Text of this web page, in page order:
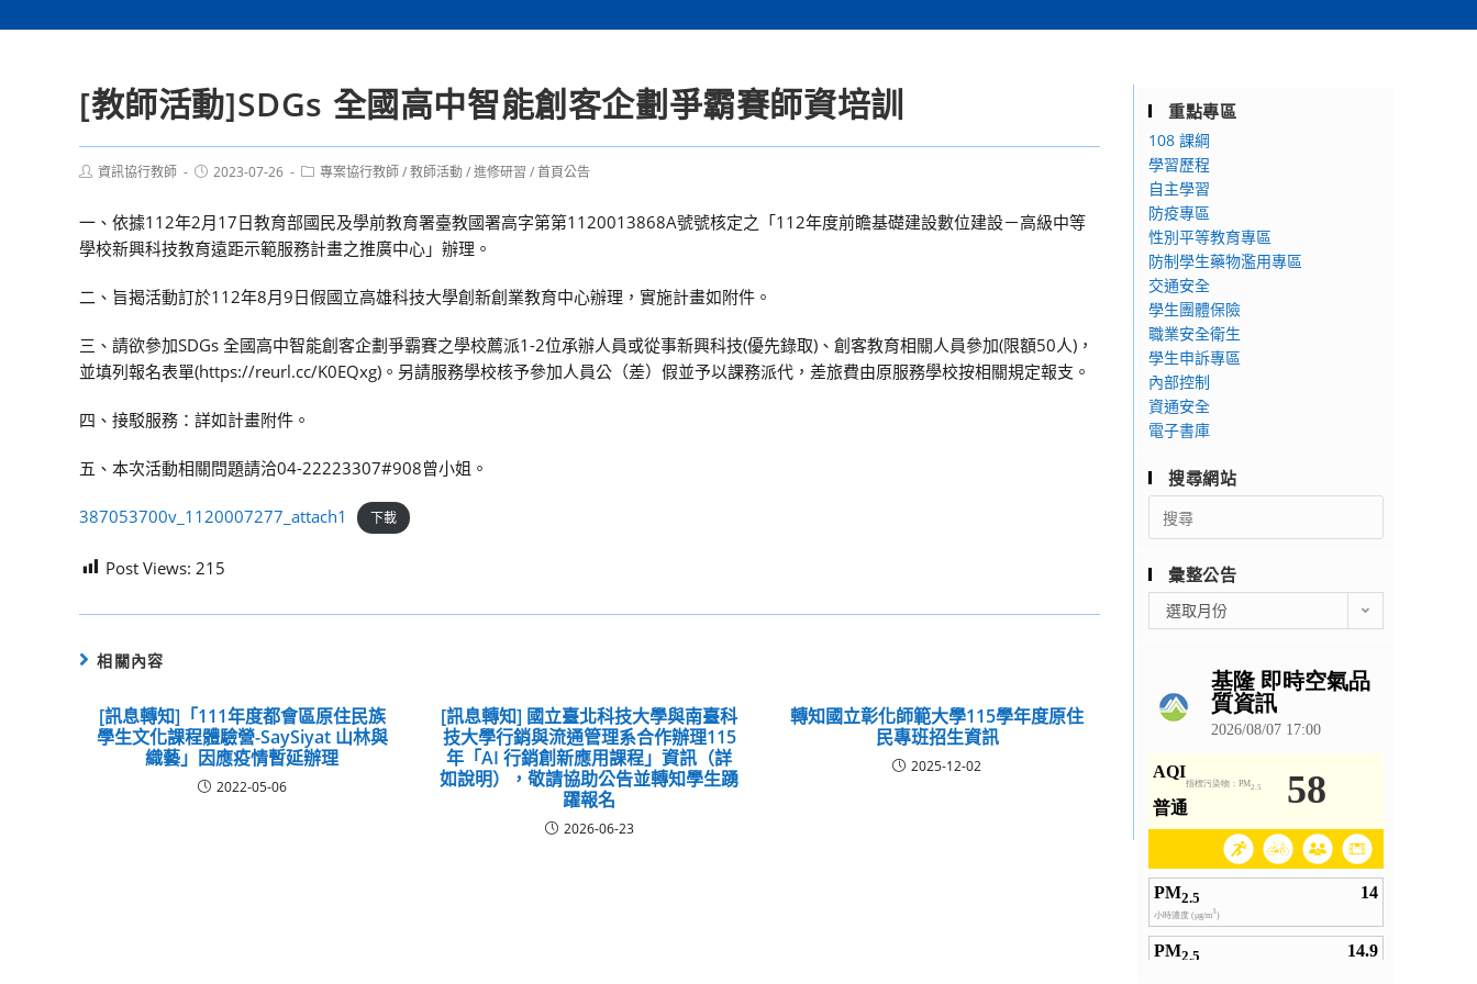
[教師活動]SDGs 全國高中智能創客企劃爭霸賽師資培訓
Post資訊協行教師
Post2023-07-26
Post專案協行教師/教師活動/進修研習 /首頁公告
一、依據112年2月17日教育部國民及學前教育署臺教國署高字第第1120013868A號號核定之「112年度前瞻基礎建設數位建設－高級中等
學校新興科技教育遠距示範服務計畫之推廣中心」辦理。
二、旨揭活動訂於112年8月9日假國立高雄科技大學創新創業教育中心辦理，實施計畫如附件。
三、請欲參加SDGs 全國高中智能創客企劃爭霸賽之學校薦派1-2位承辦人員或從事新興科技(優先錄取)、創客教育相關人員參加(限額50人)，
並填列報名表單(https://reurl.cc/K0EQxg)。另請服務學校核予參加人員公（差）假並予以課務派代，差旅費由原服務學校按相關規定報支。
四、接駁服務：詳如計畫附件。
五、本次活動相關問題請洽04-22223307#908曾小姐。
387053700v_1120007277_attach1 下載
Post Views: 215
相關內容
[訊息轉知]「111年度都會區原住民族
學生文化課程體驗營-SaySiyat 山林與
織藝」因應疫情暫延辦理
2022-05-06
[訊息轉知] 國立臺北科技大學與南臺科
技大學行銷與流通管理系合作辦理115
年「AI 行銷創新應用課程」資訊（詳
如說明），敬請協助公告並轉知學生踴
躍報名
2026-06-23
轉知國立彰化師範大學115學年度原住
民專班招生資訊
2025-12-02
重點專區
108 課綱
學習歷程
自主學習
防疫專區
性別平等教育專區
防制學生藥物濫用專區
交通安全
學生團體保險
職業安全衛生
學生申訴專區
內部控制
資通安全
電子書庫
搜尋網站
Search
for:
彙整公告
整
選取月份